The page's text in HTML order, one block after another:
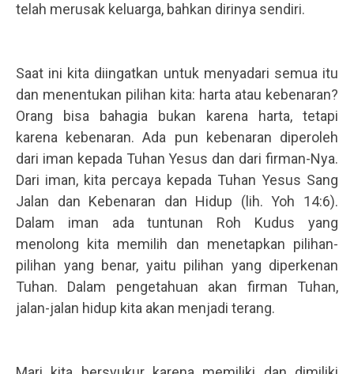
telah merusak keluarga, bahkan dirinya sendiri.
Saat ini kita diingatkan untuk menyadari semua itu
dan menentukan pilihan kita: harta atau kebenaran?
Orang bisa bahagia bukan karena harta, tetapi
karena kebenaran. Ada pun kebenaran diperoleh
dari iman kepada Tuhan Yesus dan dari firman-Nya.
Dari iman, kita percaya kepada Tuhan Yesus Sang
Jalan dan Kebenaran dan Hidup (lih. Yoh 14:6).
Dalam iman ada tuntunan Roh Kudus yang
menolong kita memilih dan menetapkan pilihan-
pilihan yang benar, yaitu pilihan yang diperkenan
Tuhan. Dalam pengetahuan akan firman Tuhan,
jalan-jalan hidup kita akan menjadi terang.